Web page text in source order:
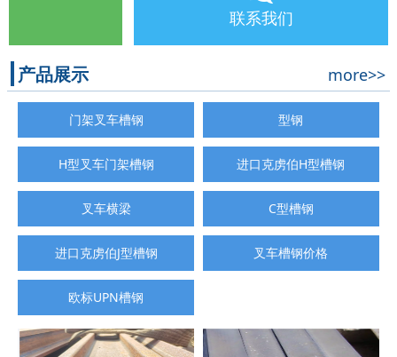
联系我们
产品展示 more>>
门架叉车槽钢 型钢
H型叉车门架槽钢 进口克虏伯H型槽钢
叉车横梁 C型槽钢
进口克虏伯J型槽钢 叉车槽钢价格
欧标UPN槽钢